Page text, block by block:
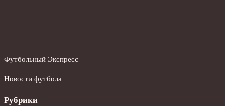
Футбольный Экспресс
Новости футбола
Рубрики